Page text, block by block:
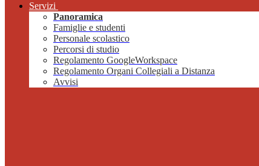
Servizi
Panoramica
Famiglie e studenti
Personale scolastico
Percorsi di studio
Regolamento GoogleWorkspace
Regolamento Organi Collegiali a Distanza
Avvisi